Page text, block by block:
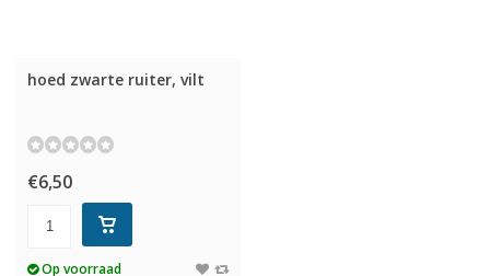
hoed zwarte ruiter, vilt
€6,50
Op voorraad